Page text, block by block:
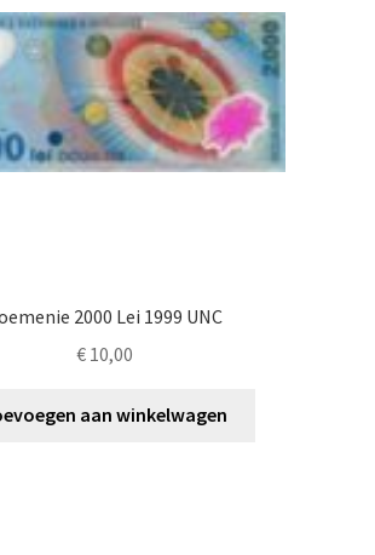
2000 Lei 1999 UNC
€10,00
aan winkelwagen